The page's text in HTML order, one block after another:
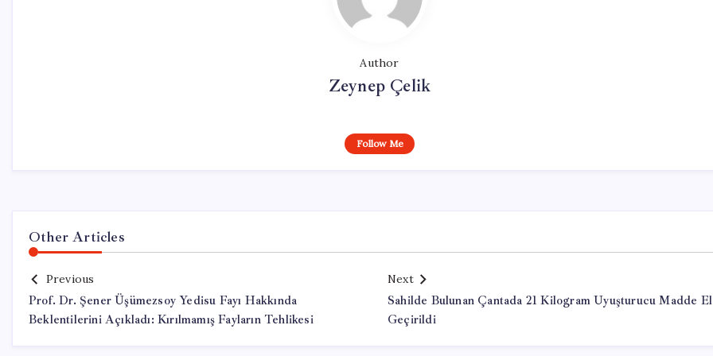
Author
Zeynep Çelik
Follow Me
Other Articles
Previous
Prof. Dr. Şener Üşümezsoy Yedisu Fayı Hakkında
Beklentilerini Açıkladı: Kırılmamış Fayların Tehlikesi
Next
Sahilde Bulunan Çantada 21 Kilogram Uyuşturucu Madde
Geçirildi